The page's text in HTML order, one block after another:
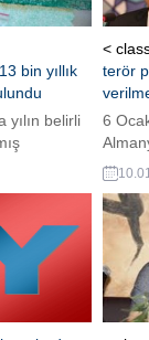
bin yıllık
yılın belirli
kıllarının
ilgili
eden Erek,
<
terör
6